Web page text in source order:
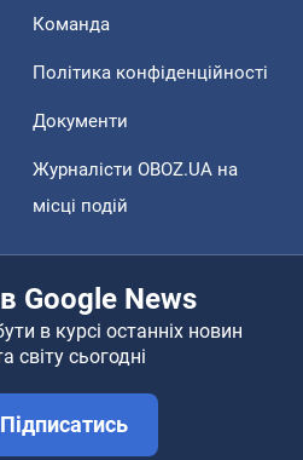
Команда
Політика конфіденційності
Документи
Журналісти OBOZ.UA на
місці подій
Google News
в курсі останніх новин
світу сьогодні
Підписатись